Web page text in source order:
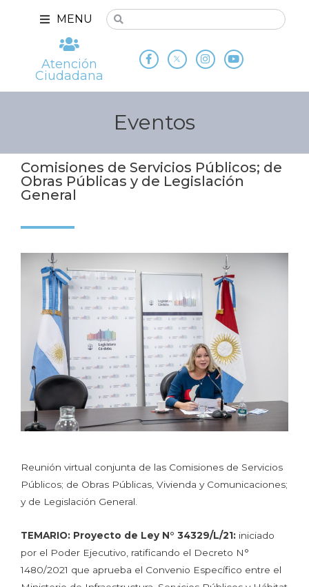
MENU
Atención
Ciudadana
Eventos
Comisiones de Servicios Públicos; de
Obras Públicas y de Legislación
General
Reunión virtual conjunta de las Comisiones de Servicios
Públicos; de Obras Públicas, Vivienda y Comunicaciones;
y de Legislación General.
TEMARIO: Proyecto de Ley N° 34329/L/21: iniciado
por el Poder Ejecutivo, ratificando el Decreto N°
1480/2021 que aprueba el Convenio Específico entre el